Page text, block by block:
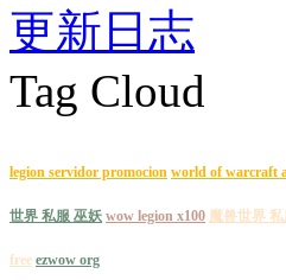
更新日志
Tag Cloud
legion servidor promocion world of warcraft
世界 私服 巫妖 wow legion x100 魔兽世界 私
free ezwow org